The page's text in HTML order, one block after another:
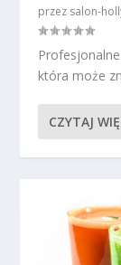
przez salon-
która może
CZYTAJ